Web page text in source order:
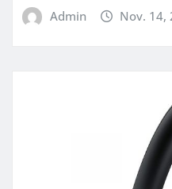
Admin Nov. 14,